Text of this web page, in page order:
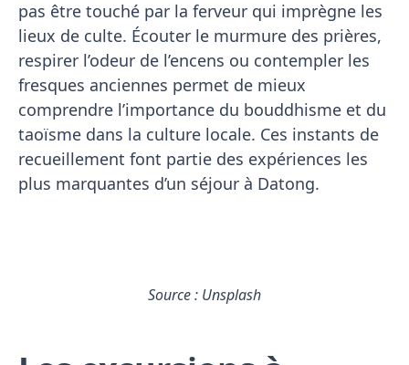
pas être touché par la ferveur qui imprègne les
lieux de culte. Écouter le murmure des prières,
respirer l’odeur de l’encens ou contempler les
fresques anciennes permet de mieux
comprendre l’importance du bouddhisme et du
taoïsme dans la culture locale. Ces instants de
recueillement font partie des expériences les
plus marquantes d’un séjour à Datong.
Source : Unsplash